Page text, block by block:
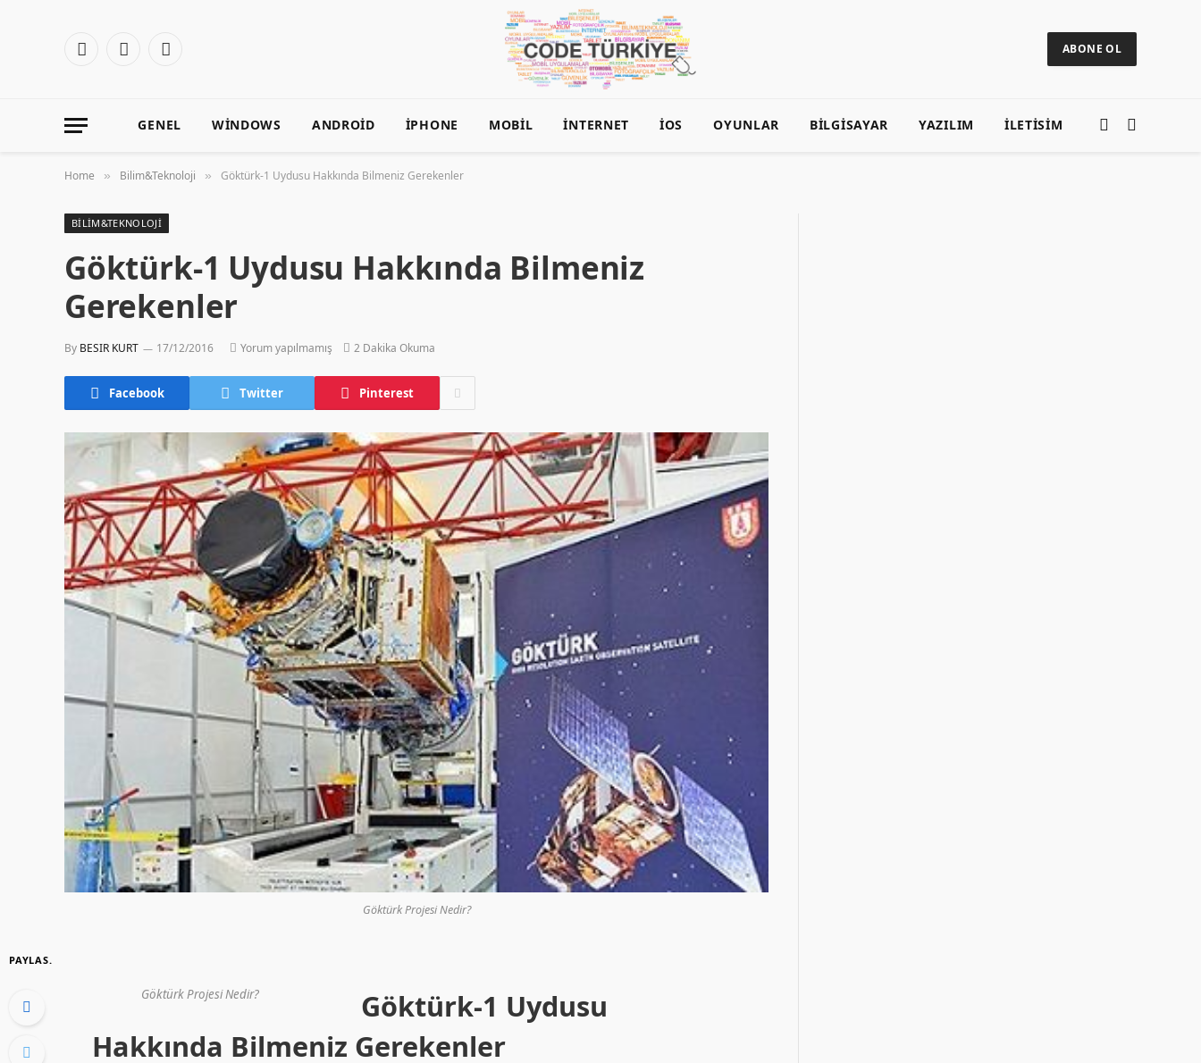
Facebook
X
Instagram ABONE OL
GENEL WINDOWS ANDROID İPHONE MOBIL İNTERNET İOS OYUNLAR BILGISAYAR YAZILIM ILETISIM
Home » Bilim&Teknoloji » Göktürk-1 Uydusu Hakkında Bilmeniz Gerekenler
BILIM&TEKNOLOJI
Göktürk-1 Uydusu Hakkında Bilmeniz
Gerekenler
By BESIR KURT 17/12/2016 Yorum yapılmamış 2 Dakika Okuma
Facebook Twitter Pinterest
Göktürk Projesi Nedir?
PAYLAS.
Göktürk Projesi Nedir?
Göktürk-1 Uydusu
Hakkında Bilmeniz Gerekenler